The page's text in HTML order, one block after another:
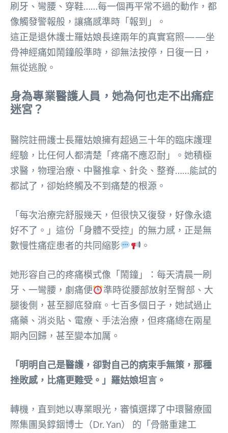
刷牙、彎腰、穿鞋……每一個再平常不過的動作，都
像觸發警報般，讓痛感準時「報到」。
這正是退休護士羅姑娘長達兩年的真實寫照——坐
骨神經痛如鬧鐘般準時，卻無法按停，日復一日，
無從逃脫。
身為專業醫護人員，她為何也走不出痛症
迷宮？
醫院註冊護士長羅姑娘擁有超過三十年的臨床護理
經驗，比任何人都清楚「疼痛不應忍耐」。她積極
求醫，物理治療、中醫推拿、針灸、整脊……能試的
都試了，卻始終觸及不到痛楚的根源。
「每次治療完舒服幾天，但很快又復發，好像永遠
好不了。」這份「身體不受控」的無力感，正是無
數慢性痛症患者的共同縮影
。
她形容自己的疼痛模式像「鬧鐘」：每天清晨一刷
牙、一彎腰，劇痛便
準時從腰部放射至臀部、大
腿後側，甚至腳底發麻。七百多個日子，她試過止
痛藥、消炎貼、電療、手法治療，但疼痛總在兩星
期內回歸，甚至變本加厲。
「明明自己是醫護，卻對自己的病束手無策，那種
挫敗感，比痛更難受。」羅姑娘坦言。
轉機，直到她以專業眼光，審慎選擇了中環醫療國
際集團吳錞銦博士（Dr. Yan） 的「骨骼重建工